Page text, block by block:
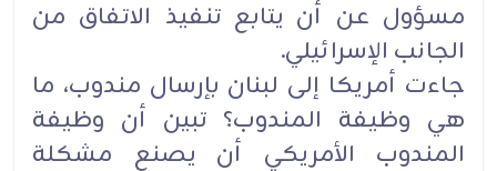
مسؤول عن أن يتابع تنفيذ الاتفاق من
الجانب الإسرائيلي.‏
جاءت أمريكا إلى لبنان بإرسال مندوب، ما
هي وظيفة المندوب؟ تبين أن وظيفة
المندوب الأمريكي أن يصنع ‏مشكلة